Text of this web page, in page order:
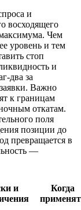
и
восходящего
Чем
уровень и тем
стоп
и
за
Важно
к границам
откатам.
поля
позиции до
превращается в
—
и
Когда